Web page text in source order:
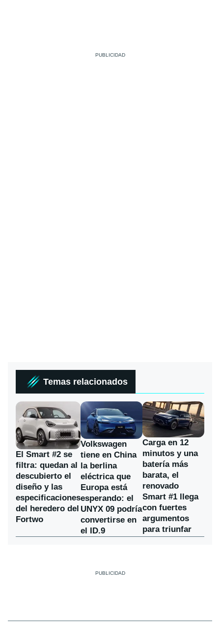
Temas relacionados
El Smart #2 se
filtra: quedan al
descubierto el
diseño y las
especificaciones
del heredero del
Fortwo
Volkswagen
tiene en China
la berlina
eléctrica que
Europa está
esperando: el
UNYX 09 podría
convertirse en
el ID.9
Carga en 12
minutos y una
batería más
barata, el
renovado
Smart #1 llega
con fuertes
argumentos
para triunfar